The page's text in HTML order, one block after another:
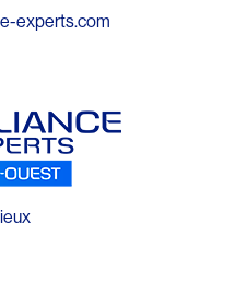
experts.com